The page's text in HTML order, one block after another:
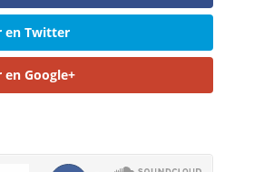
en Twitter
Google+